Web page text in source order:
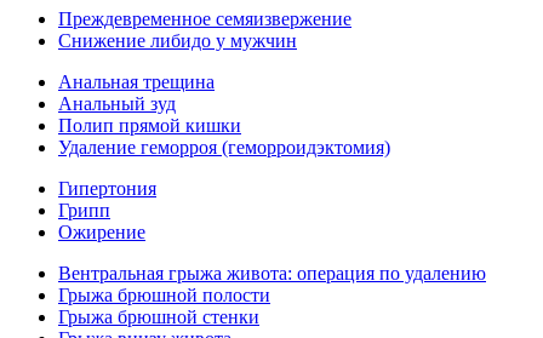
Преждевременное семяизвержение
Снижение либидо у мужчин
Анальная трещина
Анальный зуд
Полип прямой кишки
Удаление геморроя (геморроидэктомия)
Гипертония
Грипп
Ожирение
Вентральная грыжа живота: операция по удалению
Грыжа брюшной полости
Грыжа брюшной стенки